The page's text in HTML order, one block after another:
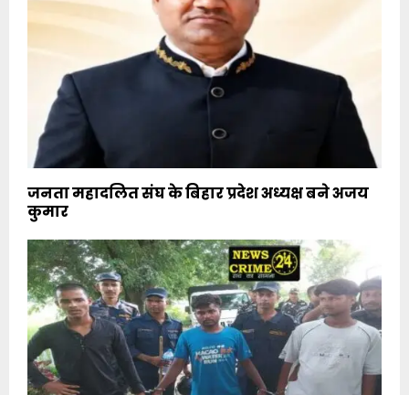
जनता महादलित संघ के बिहार प्रदेश अध्यक्ष बने अजय
कुमार